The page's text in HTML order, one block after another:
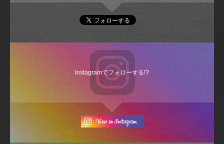
Instagramでフォローする!?